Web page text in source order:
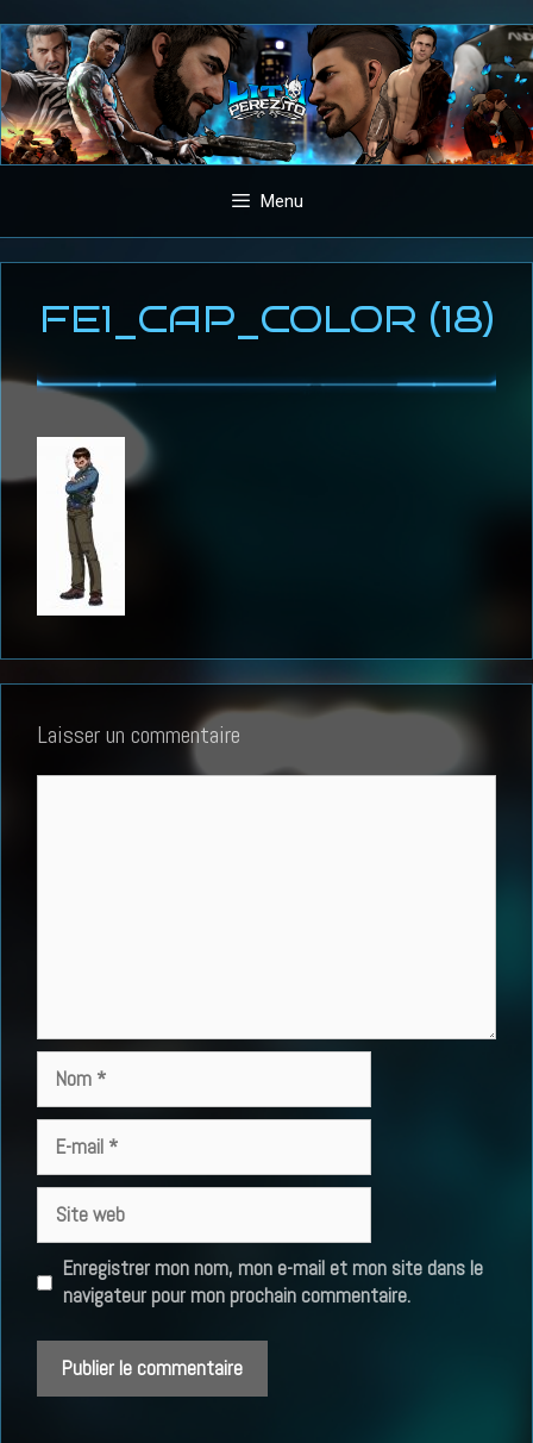
Aller
au
contenu
Menu
FE1_CAP_COLOR (18)
Laisser un commentaire
mail
web
Enregistrer mon nom, mon e-mail et mon site dans le
navigateur pour mon prochain commentaire.